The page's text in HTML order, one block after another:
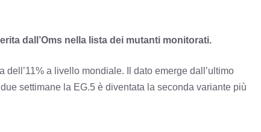
dall’Oms nella lista dei mutanti monitorati.
a livello mondiale. Il dato emerge dall’ultimo
settimane la EG.5 è diventata la seconda variante più